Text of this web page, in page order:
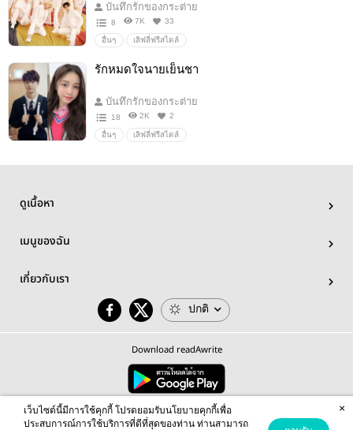
บันทึกรักของกระต่าย
8 7K 33
อื่นๆ เลิฟลี่ฟรีสไตล์
รักหมดใจนายเย็นชา
บันทึกรักของกระต่าย
18 2K 2
อื่นๆ เลิฟลี่ฟรีสไตล์
ดูเนื้อหา
เมนูของฉัน
เกี่ยวกับเรา
ปกติ
Download readAwrite
© 2026 readAwrite.com by MEB Corporation Public Company Limited
This site is protected by reCAPTCHA and the Google Privacy Policy Terms of Serviceapply.
เว็บไซต์นี้มีการใช้คุกกี้ โปรดยอมรับนโยบายคุกกี้เพื่อ
ประสบการณ์การใช้บริการที่ดีที่สุดของท่าน ท่านสามารถ
×